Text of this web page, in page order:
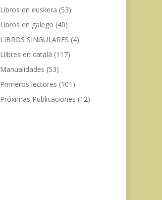
Libros en euskera (53)
Libros en galego (40)
LIBROS SINGULARES (4)
Llibres en català (117)
Manualidades (53)
Primeros lectores (101)
Próximas Publicaciones (12)